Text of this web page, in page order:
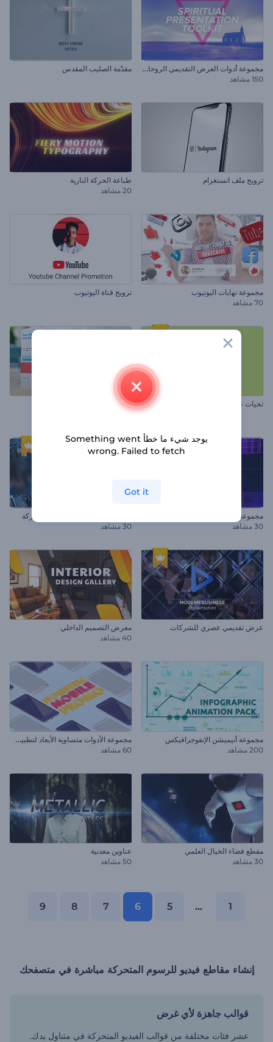
م
جموعة أدوات العرض التقديمي الروحاني
150 مشاهد
مقدّمة الصليب المقدس
ترويج ملف انستغرام
طباعة الحركة النارية
20 مشاهد
مجموعة نهايات اليوتيوب
70 مشاهد
ترويج قناة اليوتيوب
تحيات عيد الفصح الرقيقة
مجموعة ترويج المنتجات الدوائية
60 مشاهد
مجموعة طباعة العطل الفني
30 مشاهد
عرض تقديمي للمسار الزمني لشركة
30 مشاهد
عرض تقديمي عصري للشركات
معرض التصميم الداخلي
40 مشاهد
مجموعة أنيميشن الإنفوجرافيكس
200 مشاهد
م
جموعة الأدوات متساوية الأبعاد لتطبيق الهاتف المحمول
60 مشاهد
مقطع فضاء الخيال العلمي
30 مشاهد
عناوين معدنية
50 مشاهد
1
...
5
6
7
8
9
إنشاء مقاطع فيديو للرسوم المتحركة مباشرة في متصفحك
قوالب جاهزة لأي غرض
عشر فئات مختلفة من قوالب الفيديو المتحركة في متناول يدك.
يوجد شيء ما خطأ Something went
wrong. Failed to fetch
Got it